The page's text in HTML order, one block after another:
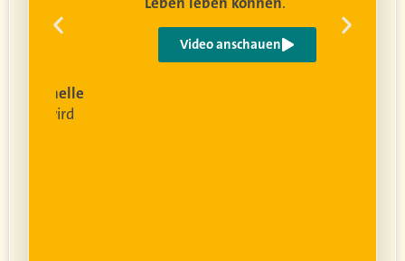
wird
Video anschauen